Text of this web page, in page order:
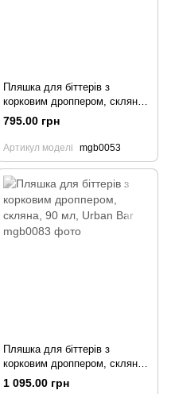
Пляшка для біттерів з
корковим дроппером, скляна,
150 мл, Da Vinci, BarTrigger
795.00 грн
Артикул моделі mgb0053
Пляшка для біттерів з
корковим дроппером, скляна,
90 мл, Urban Bar
1 095.00 грн